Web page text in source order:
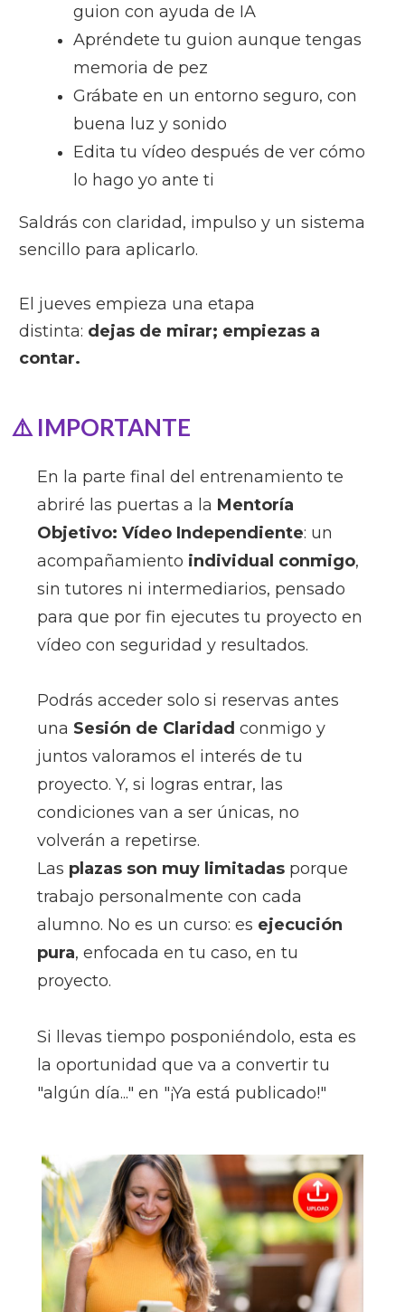
guion con ayuda de IA
Apréndete tu guion aunque tengas
memoria de pez
Grábate en un entorno seguro, con
buena luz y sonido
Edita tu vídeo después de ver cómo
lo hago yo ante ti
Saldrás con claridad, impulso y un sistema
sencillo para aplicarlo.
El jueves empieza una etapa
distinta: dejas de mirar; empiezas a
contar.
⚠️ IMPORTANTE
En la parte final del entrenamiento te
abriré las puertas a la Mentoría
Objetivo: Vídeo Independiente: un
acompañamiento individual conmigo,
sin tutores ni intermediarios, pensado
para que por fin ejecutes tu proyecto en
vídeo con seguridad y resultados.
Podrás acceder solo si reservas antes
una Sesión de Claridad conmigo y
juntos valoramos el interés de tu
proyecto. Y, si logras entrar, las
condiciones van a ser únicas, no
volverán a repetirse.
Las plazas son muy limitadas porque
trabajo personalmente con cada
alumno. No es un curso: es ejecución
pura, enfocada en tu caso, en tu
proyecto.
Si llevas tiempo posponiéndolo, esta es
la oportunidad que va a convertir tu
"algún día..." en "¡Ya está publicado!"